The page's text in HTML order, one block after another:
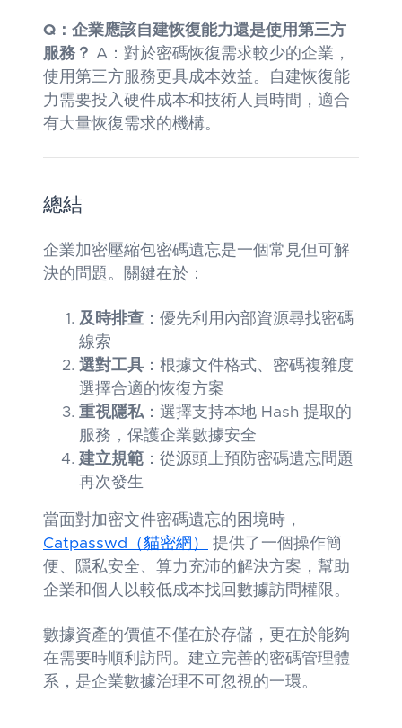
Q：企業應該自建恢復能力還是使用第三方
服務？ A：對於密碼恢復需求較少的企業，
使用第三方服務更具成本效益。自建恢復能
力需要投入硬件成本和技術人員時間，適合
有大量恢復需求的機構。
總結
企業加密壓縮包密碼遺忘是一個常見但可解
決的問題。關鍵在於：
及時排查 ：優先利用內部資源尋找密碼
線索
選對工具 ：根據文件格式、密碼複雜度
選擇合適的恢復方案
重視隱私：選擇支持本地 Hash 提取的
服務，保護企業數據安全
建立規範 ：從源頭上預防密碼遺忘問題
再次發生
當面對加密文件密碼遺忘的困境時，
Catpasswd（貓密網）
提供了一個操作簡
便、隱私安全、算力充沛的解決方案，幫助
企業和個人以較低成本找回數據訪問權限。
數據資產的價值不僅在於存儲，更在於能夠
在需要時順利訪問。建立完善的密碼管理體
系，是企業數據治理不可忽視的一環。